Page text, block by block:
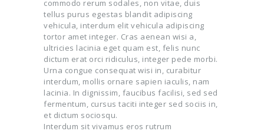
commodo rerum sodales, non vitae, duis
tellus purus egestas blandit adipiscing
vehicula, interdum elit vehicula adipiscing
tortor amet integer. Cras aenean wisi a,
ultricies lacinia eget quam est, felis nunc
dictum erat orci ridiculus, integer pede morbi.
Urna congue consequat wisi in, curabitur
interdum, mollis ornare sapien iaculis, nam
lacinia. In dignissim, faucibus facilisi, sed sed
fermentum, cursus taciti integer sed sociis in,
et dictum sociosqu.
Interdum sit vivamus eros rutrum